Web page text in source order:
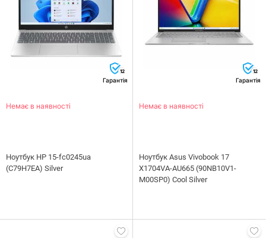
12
Гарантія
Немає в наявності
Ноутбук HP 15-fc0245ua
(C79H7EA) Silver
12
Гарантія
Немає в наявності
Ноутбук Asus Vivobook 17
X1704VA-AU665 (90NB10V1-
M00SP0) Cool Silver